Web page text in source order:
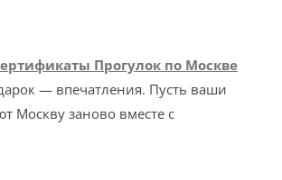
Прогулок по Москве
— впечатления. Пусть ваши
Москву заново вместе с